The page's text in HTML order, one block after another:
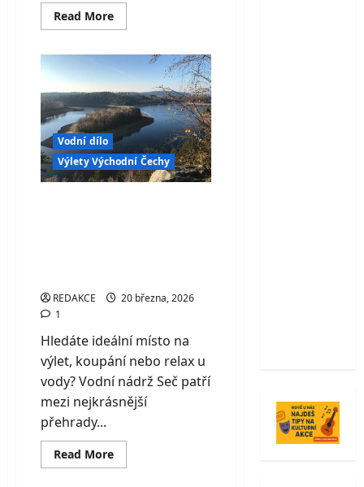
Read MoreRead
more
Josefův
Důl
–
nejmladší
a
největší
přehrada
Jizerských
hor
Vodní dílo
Výlety Východní Čechy
REDAKCE
20 března, 2026
1
Hledáte ideální místo na
výlet, koupání nebo relax u
vody? Vodní nádrž Seč patří
mezi nejkrásnější
přehrady...
Read MoreRead
more